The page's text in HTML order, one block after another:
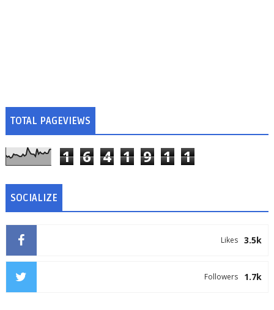
TOTAL PAGEVIEWS
1 6 4 1 9 1 1
SOCIALIZE
3.5k
Likes
1.7k
Followers